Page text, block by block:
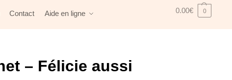
Contact Aide en ligne 0.00€ 0
– Félicie aussi